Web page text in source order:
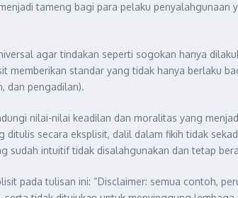
tameng bagi para pelaku
agar tindakan seperti sogokan hanya
memberikan standar yang tidak hanya berlaku
dan pengadilan).
nilai-nilai keadilan dan moralitas yang
secara eksplisit, dalil dalam fikih tidak
sudah intuitif tidak disalahgunakan dan tetap
pada tulisan ini: “Disclaimer: semua contoh,